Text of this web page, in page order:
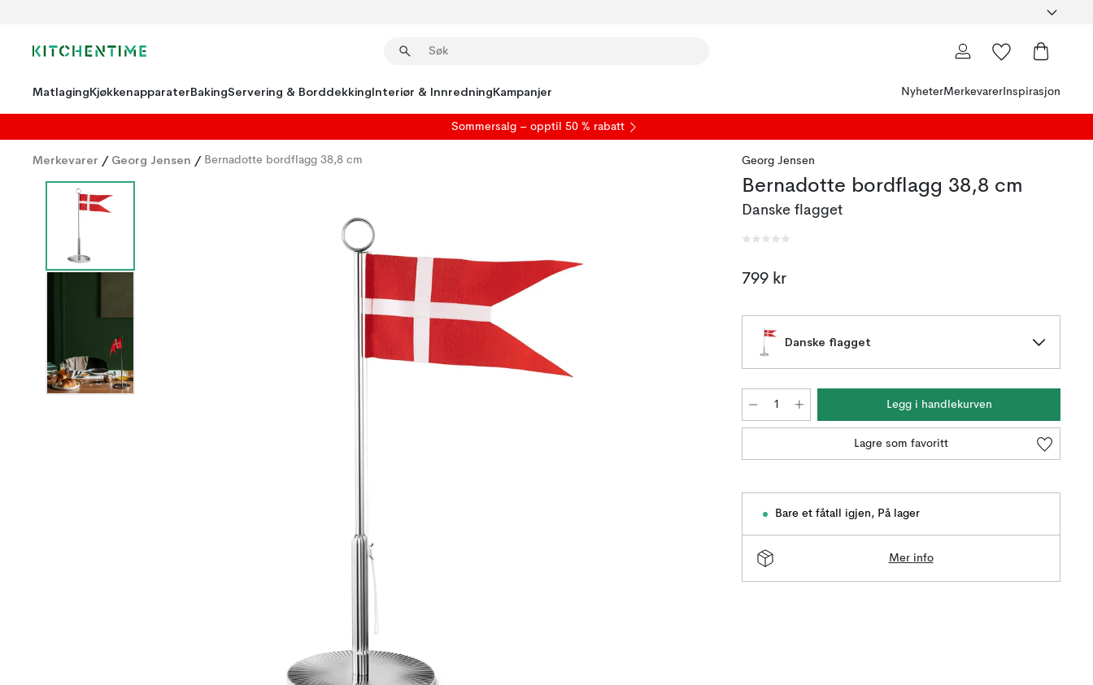
MatlagingKjøkkenapparaterBakingServering & BorddekkingInteriør & InnredningKampanjer NyheterMerkevarer Inspirasjon
Sommersalg – opptil 50 % rabatt
Merkevarer / Georg Jensen / Bernadotte bordflagg 38,8 cm Georg Jensen
Bernadotte bordflagg 38,8 cm
Danske flagget
799 kr
Danske flagget
Legg i handlekurven
Lagre som favoritt
Bare et fåtall igjen, På lager
Mer info